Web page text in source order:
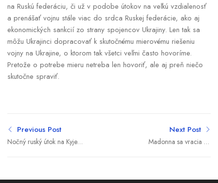
na Ruskú federáciu, či už v podobe útokov na veľkú vzdialenosť
a prenášať vojnu stále viac do srdca Ruskej federácie, ako aj
ekonomických sankcií zo strany spojencov Ukrajiny. Len tak sa
môžu Ukrajinci dopracovať k skutočnému mierovému riešeniu
vojny na Ukrajine, o ktorom tak všetci veľmi často hovoríme.
Pretože o potrebe mieru netreba len hovoriť, ale aj preň niečo
skutočne spraviť.
Previous Post
Nočný ruský útok na Kyjev
Next Post
Madonna sa vracia na